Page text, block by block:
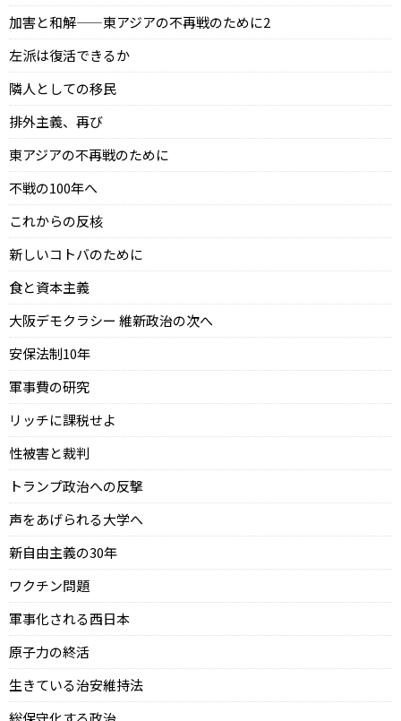
加害と和解——東アジアの不再戦のために2
左派は復活できるか
隣人としての移民
排外主義、再び
東アジアの不再戦のために
不戦の100年へ
これからの反核
新しいコトバのために
食と資本主義
大阪デモクラシー 維新政治の次へ
安保法制10年
軍事費の研究
リッチに課税せよ
性被害と裁判
トランプ政治への反撃
声をあげられる大学へ
新自由主義の30年
ワクチン問題
軍事化される西日本
原子力の終活
生きている治安維持法